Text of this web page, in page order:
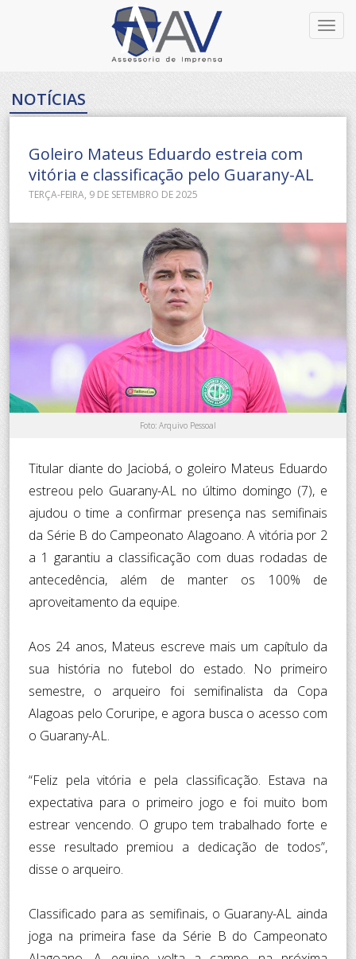
NOTÍCIAS
Goleiro Mateus Eduardo estreia com
vitória e classificação pelo Guarany-AL
TERÇA-FEIRA, 9 DE SETEMBRO DE 2025
Foto: Arquivo Pessoal
Titular diante do Jaciobá, o goleiro Mateus Eduardo
estreou pelo Guarany-AL no último domingo (7), e
ajudou o time a confirmar presença nas semifinais
da Série B do Campeonato Alagoano. A vitória por 2
a 1 garantiu a classificação com duas rodadas de
antecedência, além de manter os 100% de
aproveitamento da equipe.
Aos 24 anos, Mateus escreve mais um capítulo da
sua história no futebol do estado. No primeiro
semestre, o arqueiro foi semifinalista da Copa
Alagoas pelo Coruripe, e agora busca o acesso com
o Guarany-AL.
“Feliz pela vitória e pela classificação. Estava na
expectativa para o primeiro jogo e foi muito bom
estrear vencendo. O grupo tem trabalhado forte e
esse resultado premiou a dedicação de todos”,
disse o arqueiro.
Classificado para as semifinais, o Guarany-AL ainda
joga na primeira fase da Série B do Campeonato